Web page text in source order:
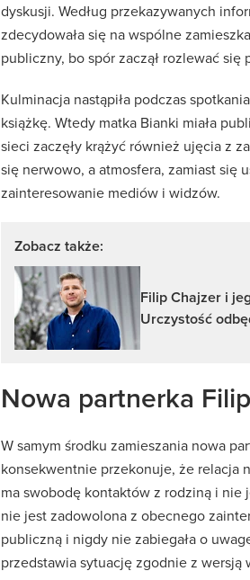
dyskusji. Według przekazywanych
zdecydowała się na wspólne
publiczny, bo spór zaczął rozlewać
Kulminacja nastąpiła podczas
książkę. Wtedy matka Bianki miała
sieci zaczęły krążyć również ujęcia z
się nerwowo, a atmosfera, zamiast się
zainteresowanie mediów i widzów.
Zobacz także:
Filip Chajzer i
Urczystość
Nowa partnerka
W samym środku zamieszania nowa
konsekwentnie przekonuje, że relacja
ma swobodę kontaktów z rodziną i nie
nie jest zadowolona z obecnego
publiczną i nigdy nie zabiegała o
przedstawia sytuację zgodnie z wersją